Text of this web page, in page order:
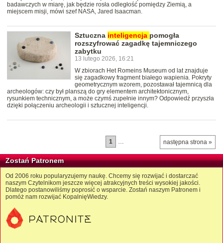
badawczych w miarę, jak będzie rosła odległość pomiędzy Ziemią, a
miejscem misji, mówi szef NASA, Jared Isaacman.
Sztuczna inteligencja pomogła
rozszyfrować zagadkę tajemniczego
zabytku
13 lutego 2026, 16:21
W zbiorach Het Romeins Museum od lat znajduje
się zagadkowy fragment białego wapienia. Pokryty
geometrycznym wzorem, pozostawał tajemnicą dla
archeologów: czy był planszą do gry elementem architektonicznym,
rysunkiem technicznym, a może czymś zupełnie innym? Odpowiedź przyszła
dzięki połączeniu archeologii i sztucznej inteligencji.
następna strona »
1 …
Zostań Patronem
Od 2006 roku popularyzujemy naukę. Chcemy się rozwijać i dostarczać
naszym Czytelnikom jeszcze więcej atrakcyjnych treści wysokiej jakości.
Dlatego postanowiliśmy poprosić o wsparcie. Zostań naszym Patronem i
pomóż nam rozwijać KopalnięWiedzy.